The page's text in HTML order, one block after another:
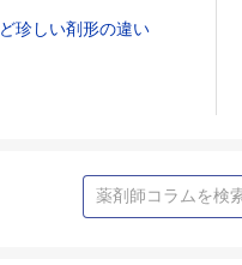
珍しい剤形の違い